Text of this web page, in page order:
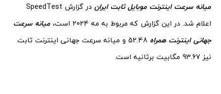
میانه سرعت اینترنت موبایل ثابت ایران
در گزارش SpeedTest
اعلام شد. در این گزارش که مربوط به مه 2024 است،
میانه سرعت
جهانی اینترنت همراه
52.48 و میانه سرعت جهانی اینترنت ثابت
نیز 93.67 مگابیت برثانیه است.